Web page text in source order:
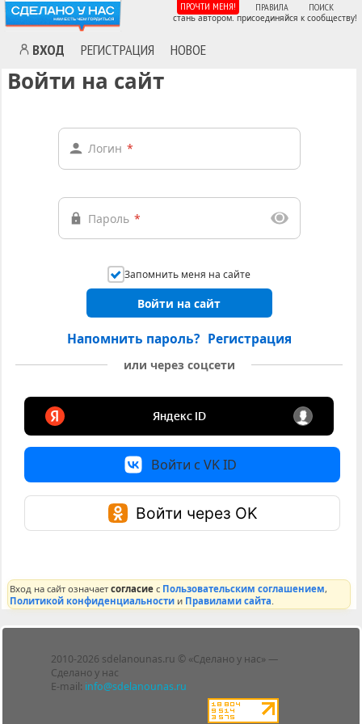
ВХОД РЕГИСТРАЦИЯ НОВОЕ
ПРОЧТИ МЕНЯ! ПРАВИЛА ПОИСК
стань автором. присоединяйся к сообществу!
Войти на сайт
Логин *
Пароль *
Запомнить меня на сайте
Войти на сайт
Напомнить пароль? Регистрация
или через соцсети
Войти с VK ID
Войти через OK
Вход на сайт означаетсогласие с Пользовательским соглашением,
Политикой конфиденциальности и Правилами сайта
2010-2026 sdelanounas.ru © «Сделано у нас» —
Сделано у нас
E-mail: info@sdelanounas.ru
Блоги
Люди
Политика